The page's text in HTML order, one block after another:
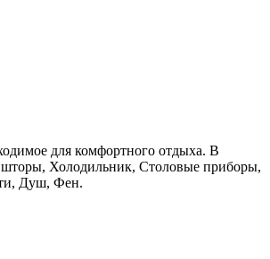
для комфортного отдыха. В
шторы, Холодильник, Столовые приборы,
Душ, Фен.